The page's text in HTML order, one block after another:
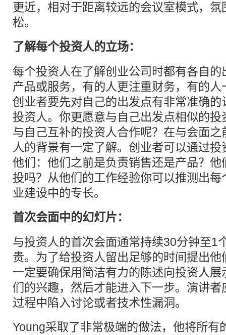
更近，相对于距离较远的会议室模式，
松。
了解每个投资人的立场：
每个投资人在了解创业公司时都有各自
产品或服务，有的人更注重财务，有的
创业者要先对自己的出发点有非常准确
投资人。你更愿意与自己出发点相似的
与自己互补的投资人合作呢？在与会面
人的背景有一定了解。创业者可以通过
他们：他们之前是负责销售还是产品？
投吗？从他们的工作经验你可以推测出
业建设中的专长。
首次会面中的幻灯片：
与投资人的首次会面通常持续30分钟至1
贵。为了给投资人留出足够的时间提出
一定要确保用简洁有力的陈述向投资人
们的兴趣，然后才能进入下一步。演讲
过程中陷入讨论或者技术性漏洞。
Young采取了非常极端的做法，他将所有